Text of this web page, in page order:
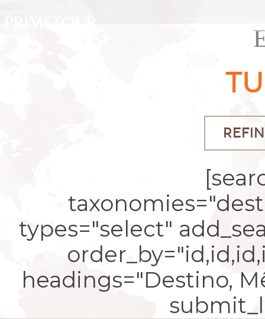
types="select"
headings="Destino,